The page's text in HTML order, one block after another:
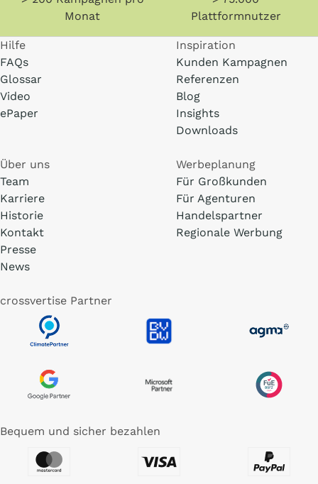
Monat
Plattformnutzer
Hilfe
FAQs
Glossar
Video
ePaper
Inspiration
Kunden Kampagnen
Referenzen
Blog
Insights
Downloads
Über uns
Team
Karriere
Historie
Kontakt
Presse
News
Werbeplanung
Für Großkunden
Für Agenturen
Handelspartner
Regionale Werbung
crossvertise Partner
Bequem und sicher bezahlen